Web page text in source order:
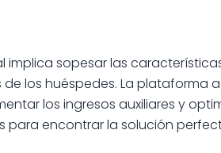
implica sopesar las
los huéspedes. La
los ingresos auxiliares y
para encontrar la solución